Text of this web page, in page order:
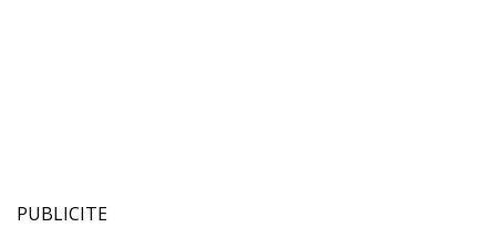
PUBLICITE